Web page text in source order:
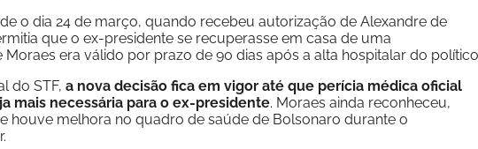
o dia 24 de março, quando recebeu autorização de Alexandre de
que o ex-presidente se recuperasse em casa de uma
Moraes era válido por prazo de 90 dias após a alta hospitalar do
do STF, a nova decisão fica em vigor até que perícia médica oficial
mais necessária para o ex-presidente. Moraes ainda reconheceu,
houve melhora no quadro de saúde de Bolsonaro durante o